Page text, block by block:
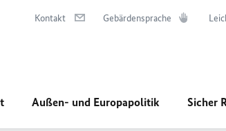
Kontakt Gebärdensprache
Außen- und Europapolitik Sicher